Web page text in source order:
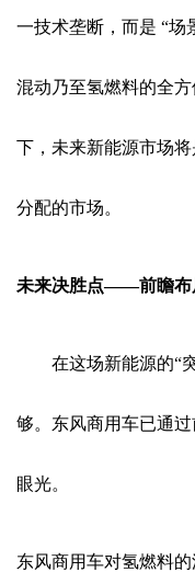
一技术垄断，而是 “场
混动乃至氢燃料的全
下，未来新能源市场
分配的市场。
未来决胜点——前瞻布
在这场新能源的“
够。东风商用车已通
眼光。
东风商用车对氢燃料